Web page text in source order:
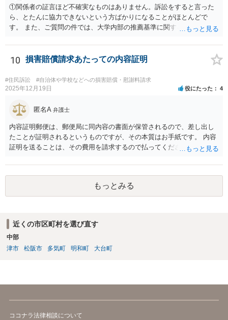
①関係者の証言ほど不確実なものはありません。訴訟をすると言った
ら、とたんに協力できないという方ばかりになることがほとんどで
す。 また、ご質問の件では、大学内部の推薦基準に関する資料とご相
しょう。 資料の開示制度があるかどうかを一度大学側に問い合わせて
みてはどうでしょうか。 個人で入手できるかどうかはこれにかかって
いるかと思います。 もし、個人での入手が難しければ、弁護士にまず
は依頼をして（受任してくれる弁護士がいるかどうかは別ですが）、
弁護士法23条の2に基づく照会をしてもらうという方法もあります。
しれません。 ですが、推薦がある場合に必ずB社に採用されることが
保証されているのでなければ、給与差額分の賠償までは難しいと思い
ます。 ですので、お金をかけて訴訟をしても得るものが少ない可能性
は高いと思われます。 ただ、この点に関しては弁護士によって見解が
異なるかもしれません。
10 損害賠償請求あたっての内容証明
#住民訴訟 #自治体や学校などへの損害賠償・慰謝料請求
2025年12月19日 役にたった 4
匿名A 弁護士
内容証明郵便は、郵便局に同内容の書面が保管されるので、差し出し
たことが証明されるというものですが、その本質はお手紙です。 内容
証明を送ることは、その費用を請求するので払ってくださいという申
じる義務が（内容証明郵便の効力として）生じるというものではな
く、無視されたらそれでおしまいです。 その後は、裁判を起こして判
決を得て強制的に支払ってもらえるようにするかどうかを検討する必
要があります。郵便を送らずに最初から裁判所に申し立てる方法もあ
けでよいのかどうか（これだけなら数万円でしょう）、その後の交渉
を依頼するかどうか、請求金額との関係で、赤字になるかもしれない
ので、交渉の依頼はしないのか、など、検討すべき点はいろいろあり
もっとみる
近くの市区町村を選び直す
中部
津市
松阪市 多気町 明和町 大台町
ココナラ法律相談について